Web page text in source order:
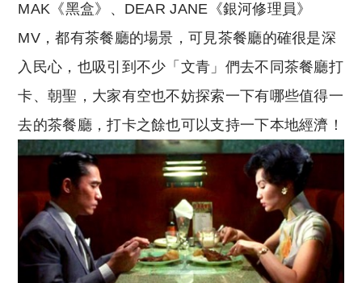
MAK《黑盒》、DEAR JANE《銀河修理員》
MV，都有茶餐廳的場景，可見茶餐廳的確很是深
入民心，也吸引到不少「文青」們去不同茶餐廳打
卡、朝聖，大家有空也不妨探索一下有哪些值得一
去的茶餐廳，打卡之餘也可以支持一下本地經濟！